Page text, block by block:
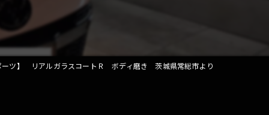
ーツ】 リアルガラスコートＲ ボディ磨き 茨城県常総市より